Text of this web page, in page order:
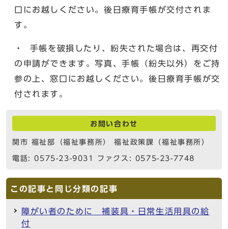
口にお越しください。後日療育手帳が交付されま
す。
・ 手帳を破損したり、紛失された場合は、再交付
の申請ができます。写真、手帳（紛失以外）をご持
参の上、窓口にお越しください。後日療育手帳が交
付されます。
お問い合わせ
関市 福祉部（福祉事務所） 福祉政策課（福祉事務所）
電話: 0575-23-9031 ファクス: 0575-23-7748
この記事と同じ分類の記事
障がい者のために 補装具・日常生活用具の給
付